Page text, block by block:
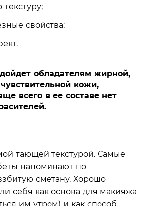
текстуру;
свойства;
обладателям жирной,
кожи,
всего в ее составе нет
тающей текстурой. Самые
напоминают по
сметану. Хорошо
себя как основа для макияжа
им утром) и как способ